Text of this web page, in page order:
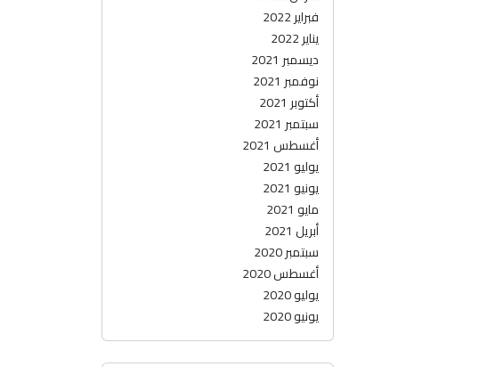
فبراير 2022
يناير 2022
ديسمبر 2021
نوفمبر 2021
أكتوبر 2021
سبتمبر 2021
أغسطس 2021
يوليو 2021
يونيو 2021
مايو 2021
أبريل 2021
سبتمبر 2020
أغسطس 2020
يوليو 2020
يونيو 2020